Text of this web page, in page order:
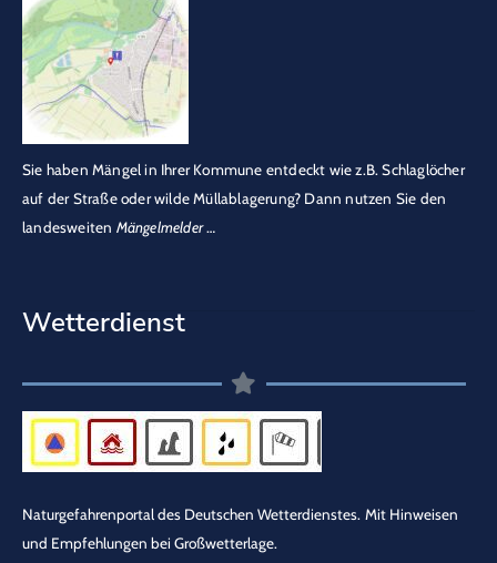
Sie haben Mängel in Ihrer Kommune entdeckt wie z.B. Schlaglöcher
auf der Straße oder wilde Müllablagerung? Dann nutzen Sie den
landesweiten Mängelmelder…
Wetterdienst
Naturgefahrenportal des Deutschen Wetterdienstes. Mit Hinweisen
und Empfehlungen bei Großwetterlage.